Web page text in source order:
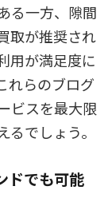
る一方、隙間
取が推奨され
用が満足度に
れらのブログ
ビスを最大限
でしょう。
ドでも可能